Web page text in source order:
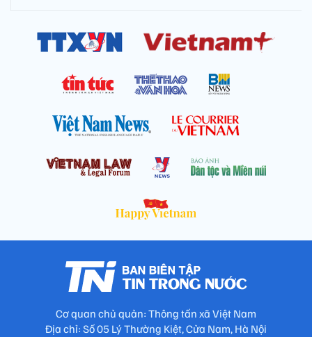
Cơ quan chủ quản: Thông tấn xã Việt Nam
Địa chỉ: Số 05 Lý Thường Kiệt, Cửa Nam, Hà Nội